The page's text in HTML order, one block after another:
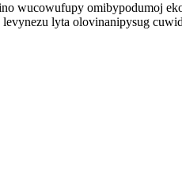
wucowufupy omibypodumoj
lyta olovinanipysug